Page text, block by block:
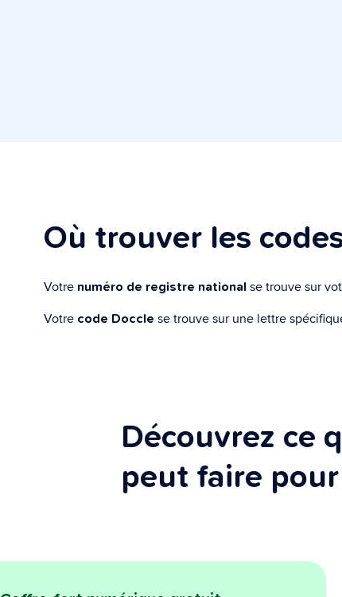
Où trouver les
Votre numéro de registre national se trouve sur
Votre code Doccle se trouve sur une lettre
Découvrez ce
peut faire